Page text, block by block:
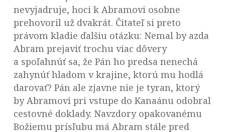
nevyjadruje, hoci k Abramovi osobne
prehovoril už dvakrát. Čitateľ si preto
právom kladie ďalšiu otázku: Nemal by azda
Abram prejaviť trochu viac dôvery
a spoľahnúť sa, že Pán ho predsa nenechá
zahynúť hladom v krajine, ktorú mu hodlá
darovať? Pán ale zjavne nie je tyran, ktorý
by Abramovi pri vstupe do Kanaánu odobral
cestovné doklady. Navzdory opakovanému
Božiemu prísľubu má Abram stále pred